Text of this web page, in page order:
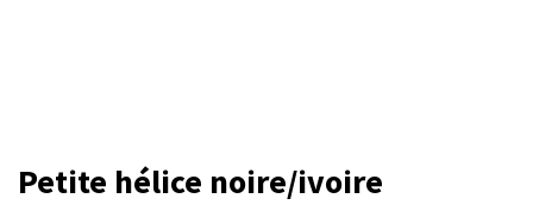
Petite hélice noire/ivoire